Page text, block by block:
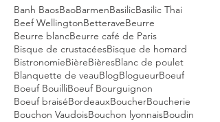
Banh BaosBaoBarmenBasilicBasilic Thai
Beef WellingtonBetteraveBeurre
Beurre blancBeurre café de Paris
Bisque de crustacéesBisque de homard
BistronomieBièreBièresBlanc de poulet
Blanquette de veauBlogBlogueurBoeuf
Boeuf BouilliBoeuf Bourguignon
Boeuf braiséBordeauxBoucherBoucherie
Bouchon VaudoisBouchon lyonnaisBoudin